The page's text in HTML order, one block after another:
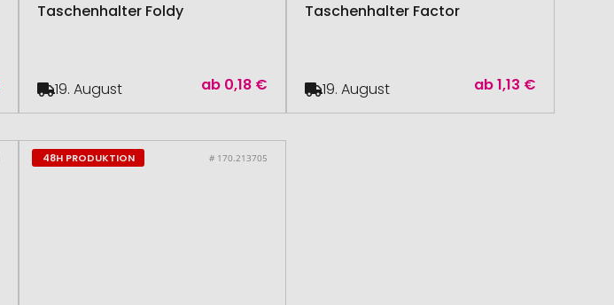
Taschenhalter Foldy
ab 0,18 €
19. August
Taschenhalter Factor
ab1,13 €
19. August
48H PRODUKTION # 170.213705